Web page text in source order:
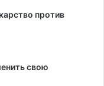
против
свою